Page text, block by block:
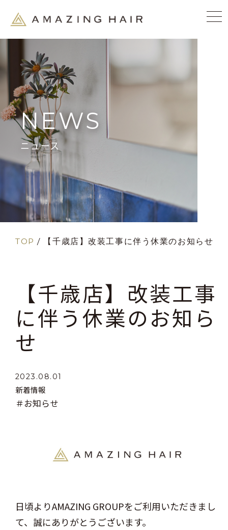
NEWS
ニュース
TOP / 【千歳店】改装工事に伴う休業のお知らせ
【千歳店】改装工事
に伴う休業のお知ら
せ
2023.08.01
新着情報
＃お知らせ
日頃よりAMAZING GROUPをご利用いただきまし
て、誠にありがとうございます。